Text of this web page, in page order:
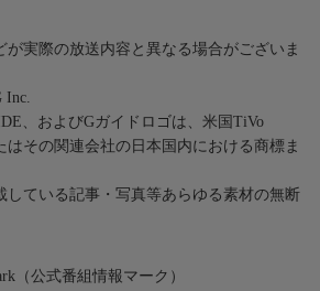
が実際の放送内容と異なる場合がございま
Inc.
、およびGガイドロゴは、米国TiVo
はその関連会社の日本国内における商標ま
している記事・写真等あらゆる素材の無断
（公式番組情報マーク）